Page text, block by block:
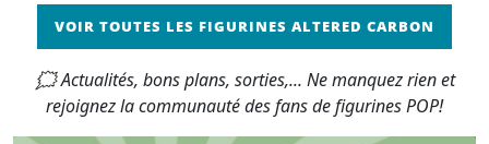
VOIR TOUTES LES FIGURINES ALTERED CARBON
🗯 Actualités, bons plans, sorties,... Ne manquez rien et
rejoignez la communauté des fans de figurines POP!